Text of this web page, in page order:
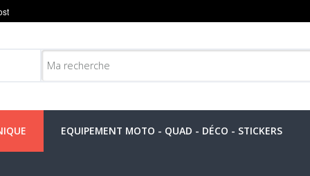
EQUIPEMENT MOTO - QUAD - DÉCO - STICKERS